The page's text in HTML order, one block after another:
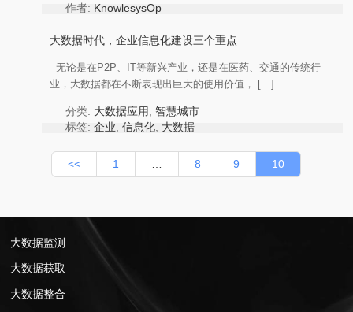
作者: KnowlesysOp
大数据时代，企业信息化建设三个重点
无论是在P2P、IT等新兴产业，还是在医药、交通的传统行
业，大数据都在不断表现出巨大的使用价值， […]
分类: 大数据应用
智慧城市
标签:企业 ,信息化 大数据
<<
1 8 9 10
大数据监测
大数据获取
大数据整合